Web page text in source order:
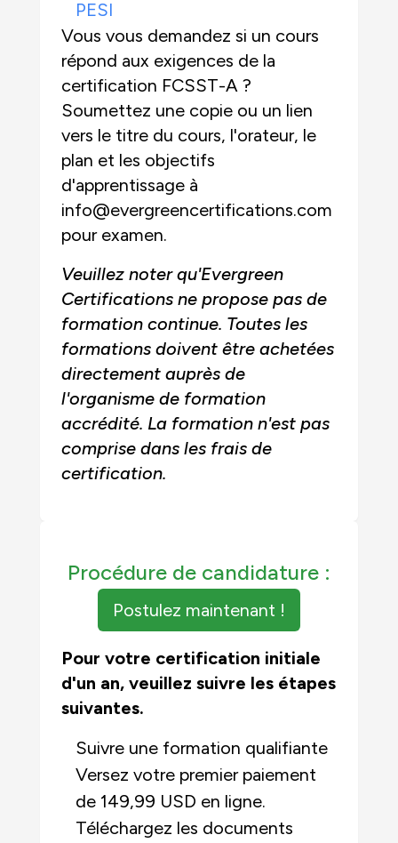
PESI
Vous vous demandez si un cours
répond aux exigences de la
certification FCSST-A ?
Soumettez une copie ou un lien
vers le titre du cours, l'orateur, le
plan et les objectifs
d'apprentissage à
info@evergreencertifications.com
pour examen.
Veuillez noter qu'Evergreen
Certifications ne propose pas de
formation continue. Toutes les
formations doivent être achetées
directement auprès de
l'organisme de formation
accrédité. La formation n'est pas
comprise dans les frais de
certification.
Procédure de candidature :
Postulez maintenant !
Pour votre certification initiale
d'un an, veuillez suivre les étapes
suivantes.
Suivre une formation qualifiante
Versez votre premier paiement
de 149,99 USD en ligne.
Téléchargez les documents